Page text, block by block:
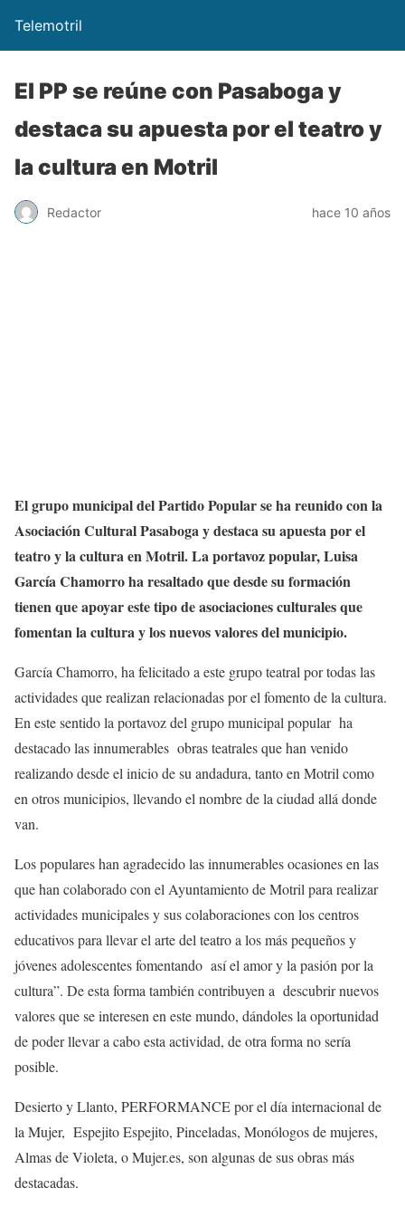
Telemotril
El PP se reúne con Pasaboga y
destaca su apuesta por el teatro y
la cultura en Motril
Redactor hace 10 años
El grupo municipal del Partido Popular se ha reunido con la
Asociación Cultural Pasaboga y destaca su apuesta por el
teatro y la cultura en Motril. La portavoz popular, Luisa
García Chamorro ha resaltado que desde su formación
tienen queapoyar este tipo de asociaciones culturales que
fomentan la cultura y los nuevos valores del municipio.
García Chamorro, ha felicitado a este grupo teatral por todas las
actividades que realizan relacionadas por el fomento de la cultura.
En este sentido la portavoz del grupo municipal popular ha
destacado las innumerables obras teatrales que han venido
realizando desde el inicio de su andadura, tanto en Motril como
en otros municipios, llevando el nombre de la ciudad allá donde
van.
Los populares han agradecido las innumerables ocasiones en las
que han colaborado con el Ayuntamiento de Motril para realizar
actividades municipales y sus colaboraciones con los centros
educativos para llevar el arte del teatro a los más pequeños y
jóvenes adolescentes fomentando así el amor y la pasión por la
cultura”. De esta forma también contribuyen a descubrir nuevos
valores que se interesen en este mundo, dándoles la oportunidad
de poder llevar a cabo esta actividad, de otra forma no sería
posible.
Desierto y Llanto, PERFORMANCE por el día internacional de
la Mujer, Espejito Espejito, Pinceladas, Monólogos de mujeres,
Almas de Violeta, o Mujer.es, son algunas de sus obras más
destacadas.